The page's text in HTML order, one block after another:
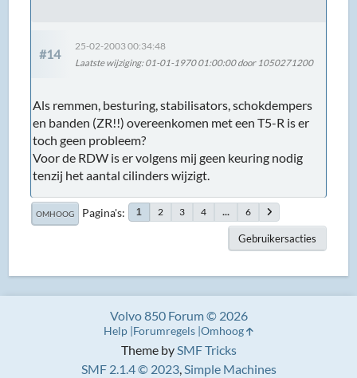
#14
25-02-2003 00:34:48
Laatste wijziging: 01-01-1970 01:00:00 door 1050271200
Als remmen, besturing, stabilisators, schokdempers
en banden (ZR!!) overeenkomen met een T5-R is er
toch geen probleem?
Voor de RDW is er volgens mij geen keuring nodig
tenzij het aantal cilinders wijzigt.
OMHOOG Pagina's 1 2 3 4 ... 6
Gebruikersacties
Theme bySMF Tricks
SMF 2.1.4 © 2023,Simple Machines
Volvo 850 Forum © 2026
Help Forumregels Omhoog